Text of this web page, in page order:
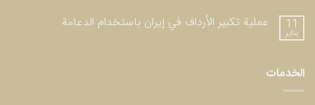
11
يناير
عملية تكبير الأرداف في إيران باستخدام الدعامة
الخدمات